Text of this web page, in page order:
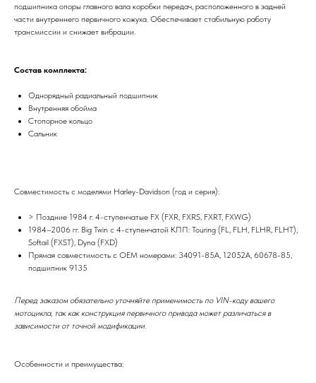
подшипника опоры главного вала коробки передач, расположенного в задней
части внутреннего первичного кожуха. Обеспечивает стабильную работу
трансмиссии и снижает вибрации.
Состав комплекта:
Однорядный радиальный подшипник
Внутренняя обойма
Стопорное кольцо
Сальник
Совместимость с моделями Harley-Davidson (год и серия):
> Поздние 1984 г. 4-ступенчатые FX (FXR, FXRS, FXRT, FXWG)
1984–2006 гг. Big Twin с 4-ступенчатой КПП: Touring (FL, FLH, FLHR, FLHT),
Softail (FXST), Dyna (FXD)
Прямая совместимость с OEM номерами: 34091-85A, 12052A, 60678-85,
подшипник 9135
Перед заказом обязательно уточняйте применимость по VIN-коду вашего
мотоцикла, так как конструкция первичного привода может различаться в
зависимости от точной модификации.
Особенности и преимущества: